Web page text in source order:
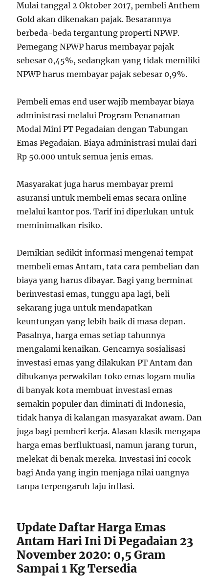
Mulai tanggal 2 Oktober 2017, pembeli Anthem
Gold akan dikenakan pajak. Besarannya
berbeda-beda tergantung properti NPWP.
Pemegang NPWP harus membayar pajak
sebesar 0,45%, sedangkan yang tidak memiliki
NPWP harus membayar pajak sebesar 0,9%.
Pembeli emas end user wajib membayar biaya
administrasi melalui Program Penanaman
Modal Mini PT Pegadaian dengan Tabungan
Emas Pegadaian. Biaya administrasi mulai dari
Rp 50.000 untuk semua jenis emas.
Masyarakat juga harus membayar premi
asuransi untuk membeli emas secara online
melalui kantor pos. Tarif ini diperlukan untuk
meminimalkan risiko.
Demikian sedikit informasi mengenai tempat
membeli emas Antam, tata cara pembelian dan
biaya yang harus dibayar. Bagi yang berminat
berinvestasi emas, tunggu apa lagi, beli
sekarang juga untuk mendapatkan
keuntungan yang lebih baik di masa depan.
Pasalnya, harga emas setiap tahunnya
mengalami kenaikan. Gencarnya sosialisasi
investasi emas yang dilakukan PT Antam dan
dibukanya perwakilan toko emas logam mulia
di banyak kota membuat investasi emas
semakin populer dan diminati di Indonesia,
tidak hanya di kalangan masyarakat awam. Dan
juga bagi pemberi kerja. Alasan klasik mengapa
harga emas berfluktuasi, namun jarang turun,
melekat di benak mereka. Investasi ini cocok
bagi Anda yang ingin menjaga nilai uangnya
tanpa terpengaruh laju inflasi.
Update Daftar Harga Emas
Antam Hari Ini Di Pegadaian 23
November 2020: 0,5 Gram
Sampai 1 Kg Tersedia